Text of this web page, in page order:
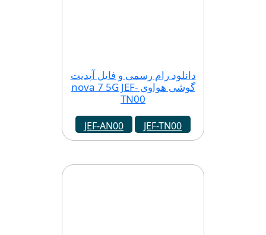
دانلود رام رسمی و فایل آپدیت
گوشی هواوی nova 7 5G JEF-
TN00
JEF-TN00
JEF-AN00